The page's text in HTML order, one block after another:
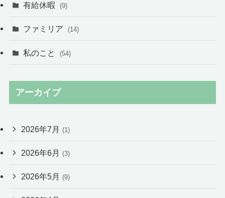
有給休暇 (9)
ファミリア (14)
私のこと (54)
アーカイブ
2026年7月 (1)
2026年6月 (3)
2026年5月 (9)